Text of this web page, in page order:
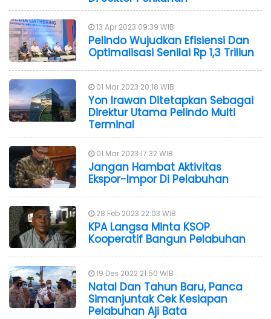
13 Apr 2023 09:39 WIB
Pelindo Wujudkan Efisiensi Dan
Optimalisasi Senilai Rp 1,3 Triliun
01 Mar 2023 20:18 WIB
Yon Irawan Ditetapkan Sebagai
Direktur Utama Pelindo Multi
Terminal
01 Mar 2023 17:32 WIB
Jangan Hambat Aktivitas
Ekspor-Impor Di Pelabuhan
28 Feb 2023 22:03 WIB
KPA Langsa Minta KSOP
Kooperatif Bangun Pelabuhan
19 Des 2022 21:50 WIB
Natal Dan Tahun Baru, Panca
Simanjuntak Cek Kesiapan
Pelabuhan Aji Bata